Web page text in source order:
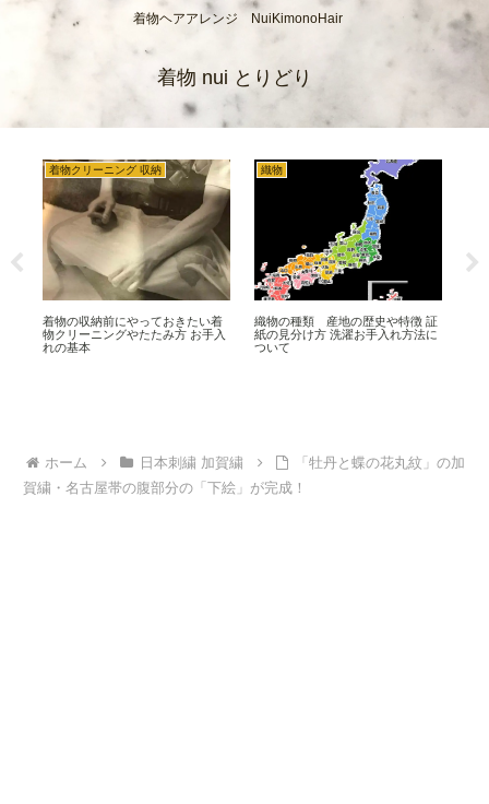
着物ヘアアレンジ NuiKimonoHair
着物 nui とりどり
着物クリーニング 収納
着物の収納前にやっておきたい着
物クリーニングやたたみ方 お手入
れの基本
織物
織物の種類 産地の歴史や特徴 証
紙の見分け方 洗濯お手入れ方法に
ついて
ホーム 日本刺繍 加賀繍
「牡丹と蝶の花丸紋」の加
賀繍・名古屋帯の腹部分の「下絵」が完成！